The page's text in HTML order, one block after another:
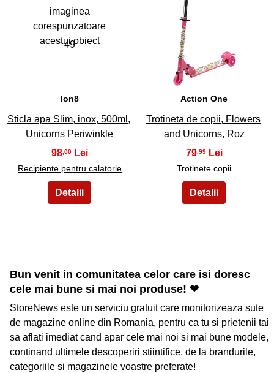
49
Ion8
Sticla apa Slim, inox, 500ml,
Unicorns Periwinkle
98 ,00
Recipiente pentru calatorie
Action One
Trotineta de copii, Flowers
and Unicorns, Roz
79,99
Trotinete copii
Bun venit in comunitatea celor care isi doresc
cele mai bune si mai noi produse! ❤
StoreNews este un serviciu gratuit care monitorizeaza sute
de magazine online din Romania, pentru ca tu si prietenii tai
sa aflati imediat cand apar cele mai noi si mai bune modele,
continand ultimele descoperiri stiintifice, de la brandurile,
categoriile si magazinele voastre preferate!